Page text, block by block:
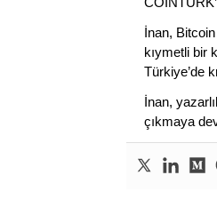
İnan,
kıymetli bir
Türkiye’de
İnan,
çıkmaya